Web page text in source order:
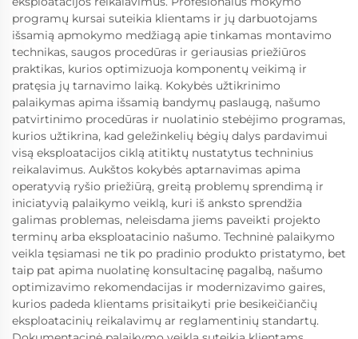
programų kursai suteikia klientams ir jų darbuotojams
išsamią apmokymo medžiagą apie tinkamas montavimo
technikas, saugos procedūras ir geriausias priežiūros
praktikas, kurios optimizuoja komponentų veikimą ir
pratęsia jų tarnavimo laiką. Kokybės užtikrinimo
palaikymas apima išsamią bandymų paslaugą, našumo
patvirtinimo procedūras ir nuolatinio stebėjimo programas,
kurios užtikrina, kad geležinkelių bėgių dalys pardavimui
visą eksploatacijos ciklą atitiktų nustatytus techninius
reikalavimus. Aukštos kokybės aptarnavimas apima
operatyvią ryšio priežiūrą, greitą problemų sprendimą ir
iniciatyvią palaikymo veiklą, kuri iš anksto sprendžia
galimas problemas, neleisdama jiems paveikti projekto
terminų arba eksploatacinio našumo. Techninė palaikymo
veikla tęsiamasi ne tik po pradinio produkto pristatymo, bet
taip pat apima nuolatinę konsultacinę pagalbą, našumo
optimizavimo rekomendacijas ir modernizavimo gaires,
kurios padeda klientams prisitaikyti prie besikeičiančių
eksploatacinių reikalavimų ar reglamentinių standartų.